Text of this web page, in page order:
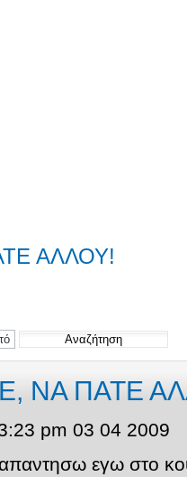
ΑΛΛΟΥ!
ΝΑ ΠΑΤΕ
pm 03 04 2009
εγω στο